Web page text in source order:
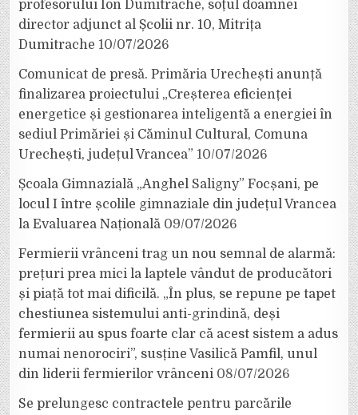
profesorului Ion Dumitrache, soțul doamnei
director adjunct al Școlii nr. 10, Mitrița
Dumitrache 10/07/2026
Comunicat de presă. Primăria Urechești anunță
finalizarea proiectului „Creșterea eficienței
energetice și gestionarea inteligentă a energiei în
sediul Primăriei și Căminul Cultural, Comuna
Urechești, județul Vrancea” 10/07/2026
Școala Gimnazială „Anghel Saligny” Focșani, pe
locul I între școlile gimnaziale din județul Vrancea
la Evaluarea Națională 09/07/2026
Fermierii vrânceni trag un nou semnal de alarmă:
prețuri prea mici la laptele vândut de producători
și piață tot mai dificilă. „În plus, se repune pe tapet
chestiunea sistemului anti-grindină, deși
fermierii au spus foarte clar că acest sistem a adus
numai nenorociri”, susține Vasilică Pamfil, unul
din liderii fermierilor vrânceni 08/07/2026
Se prelungesc contractele pentru parcările